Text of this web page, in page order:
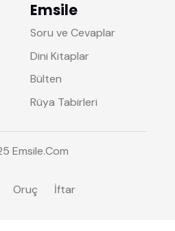
Emsile
Soru ve Cevaplar
Dini Kitaplar
Bülten
Rüya Tabirleri
Emsile.Com
Oruç İftar